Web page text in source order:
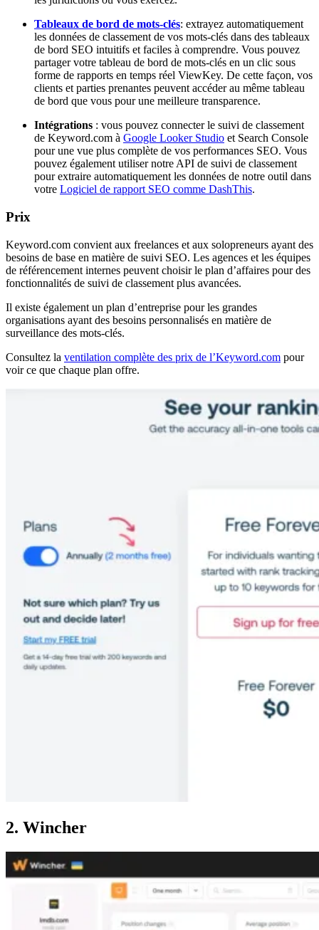
Tableaux de bord de mots-clés: extrayez automatiquement
les données de classement de vos mots-clés dans des tableaux
de bord SEO intuitifs et faciles à comprendre. Vous pouvez
partager votre tableau de bord de mots-clés en un clic sous
forme de rapports en temps réel ViewKey. De cette façon, vos
clients et parties prenantes peuvent accéder au même tableau
de bord que vous pour une meilleure transparence.
Intégrations : vous pouvez connecter le suivi de classement
de Keyword.com à Google Looker Studio et Search Console
pour une vue plus complète de vos performances SEO. Vous
pouvez également utiliser notre API de suivi de classement
pour extraire automatiquement les données de notre outil dans
votre Logiciel de rapport SEO comme DashThis.
Prix
Keyword.com convient aux freelances et aux solopreneurs ayant des
besoins de base en matière de suivi SEO. Les agences et les équipes
de référencement internes peuvent choisir le plan d’affaires pour des
fonctionnalités de suivi de classement plus avancées.
Il existe également un plan d’entreprise pour les grandes
organisations ayant des besoins personnalisés en matière de
surveillance des mots-clés.
Consultez la ventilation complète des prix de l’Keyword.com pour
voir ce que chaque plan offre.
2. Wincher